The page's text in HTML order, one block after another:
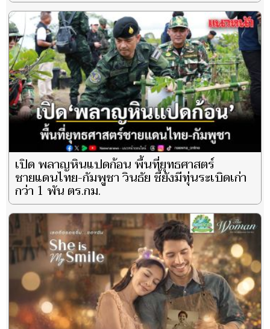
เปิด พลาญหินแปดก้อน พื้นที่ยุทธศาสตร์
ชายแดนไทย-กัมพูชา วินธัย ชี้ยังมีทุ่นระเบิดเก่า
กว่า 1 พัน ตร.กม.